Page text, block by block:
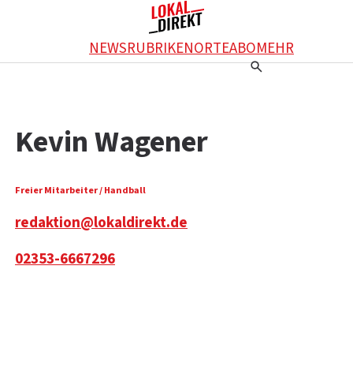
NEWSRUBRIKENORTEABOMEHR
Ratgeber
Werbung schalten
Das Team
WERBUNG SCHALTEN
KONTAKT
ÜBER UNS
Kevin Wagener
Freier Mitarbeiter / Handball
redaktion@lokaldirekt.de
02353-6667296